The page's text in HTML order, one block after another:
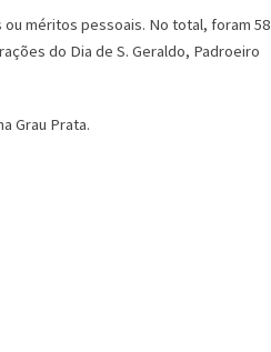
méritos pessoais. No total, foram 58
do Dia de S. Geraldo, Padroeiro
Grau Prata.